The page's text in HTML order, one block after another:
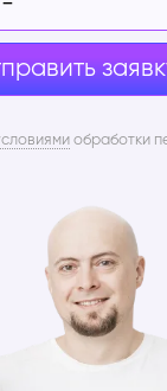
обработки